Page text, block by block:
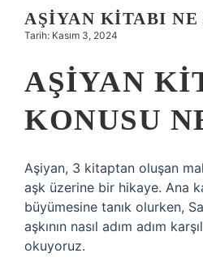
Hakkımızda
AŞIYAN KITABI
Tarih: Kasım 3, 2024
AŞIYAN
KONUSU
Aşiyan, 3 kitaptan oluşan
aşk üzerine bir hikaye. Ana
büyümesine tanık olurken,
aşkının nasıl adım adım
okuyoruz.